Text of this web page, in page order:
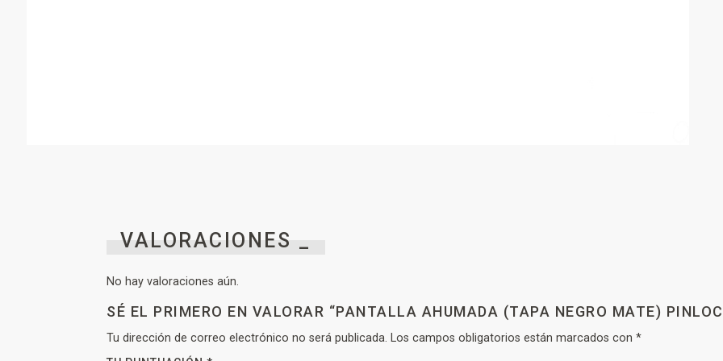
VALORACIONES _
No hay valoraciones aún.
SÉ EL PRIMERO EN VALORAR “PANTALLA AHUMADA (TAPA NEGRO MATE)
Tu dirección de correo electrónico no será publicada. Los campos obligatorios están marcados con *